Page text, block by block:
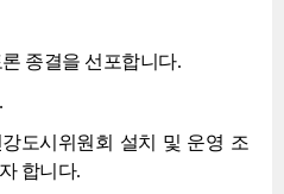
종결을 선포합니다.
도시위원회 설치 및 운영 조
합니다.